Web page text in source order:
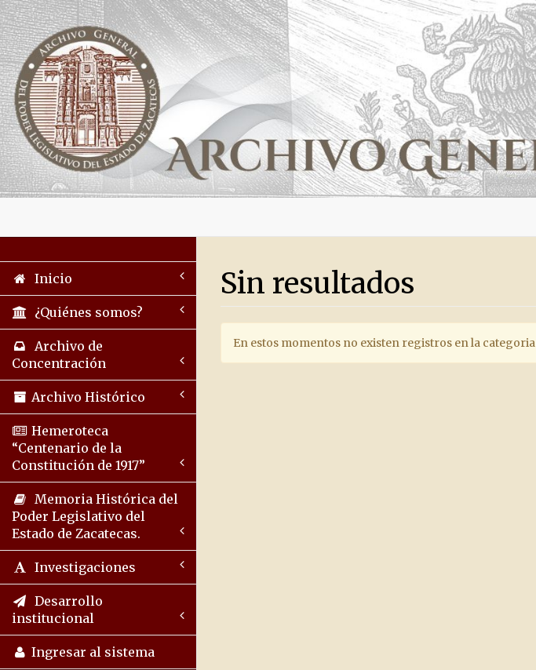
Inicio
¿Quiénes somos?
Archivo de
Concentración
Archivo Histórico
Hemeroteca
“Centenario de la
Constitución de 1917”
Memoria Histórica del
Poder Legislativo del
Estado de Zacatecas.
Investigaciones
Desarrollo
institucional
Ingresar al sistema
Sin resultados
En estos momentos no existen registros en la categoria